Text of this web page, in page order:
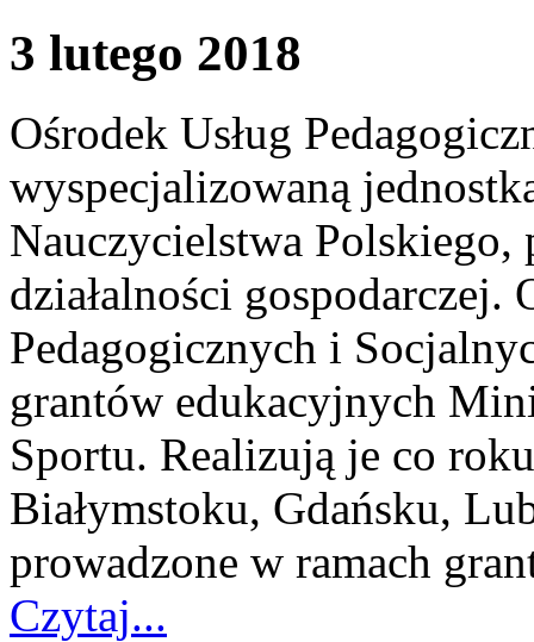
3 lutego 2018
Ośrodek Usług
wyspecjalizowaną
Nauczycielstwa Polskiego,
działalności gospodarczej.
Pedagogicznych i
grantów edukacyjnych
Sportu. Realizują je co
Białymstoku, Gdańsku,
prowadzone w ramach
Czytaj...